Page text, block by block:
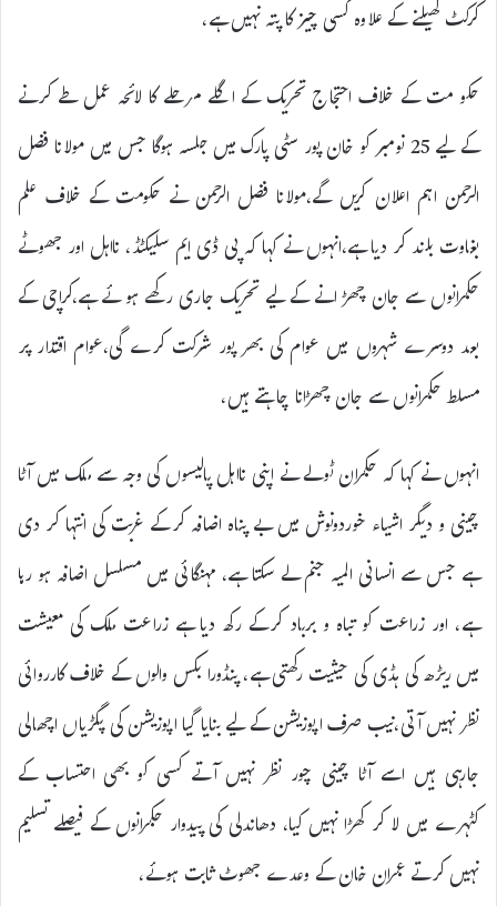
کرکٹ کھیلنے کے علاوہ کسی چیز کا پتہ نہیں ہے،
حکو مت کے خلاف احتجاج تحریک کے اگلے مرحلے کا لائحہ عمل طے کرنے
کے لیے 25 نومبر کو خان پور سٹی پارک میں جلسہ ہوگا جس میں مولانا فضل
الرحمن اہم اعلان کریں گے،مولانا فضل الرحمن نے حکومت کے خلاف علم
بغاوت بلند کر دیا ہے،انہوں نے کہا کہ پی ڈی ایم سلیکٹڈ، نااہل اور جھوٹے
حکمرانوں سے جان چھڑانے کے لیے تحریک جاری رکھے ہو ئے ہے،کراچی کے
بعد دوسرے شہروں میں عوام کی بھر پور شرکت کرے گی،عوام اقتدار پر
مسلط حکمرانوں سے جان چھڑانا چاہتے ہیں،
انہوں نے کہا کہ حکمران ٹولے نے اپنی نااہل پالیسوں کی وجہ سے ملک میں آٹا
چینی و دیگر اشیاء خوردونوش میں بے پناہ اضافہ کرکے غربت کی انتہا کر دی
ہے جس سے انسانی المیہ جنم لے سکتا ہے، مہنگائی میں مسلسل اضافہ ہو رہا
ہے، اور زراعت کو تباہ و برباد کرکے رکھ دیا ہے زراعت ملک کی معیشت
میں ریڑھ کی ہڈی کی حیثیت رکھتی ہے، پنڈورا بکس والوں کے خلاف کارروائی
نظر نہیں آتی،نیب صرف اپوزیشن کے لیے بنایا گیا اپوزیشن کی پگڑیاں اچھالی
جارہی ہیں اسے آٹا چینی چور نظر نہیں آتے کسی کو بھی احتساب کے
کٹہرے میں لا کر کھڑا نہیں کیا، دھاندلی کی پیدوار حکمرانوں کے فیصلے تسلیم
نہیں کرتے عمران خان کے وعدے جھوٹ ثابت ہوئے،